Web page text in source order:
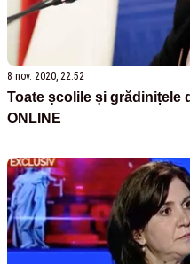
8 nov. 2020, 22:52
Toate școlile și grădinițele
ONLINE